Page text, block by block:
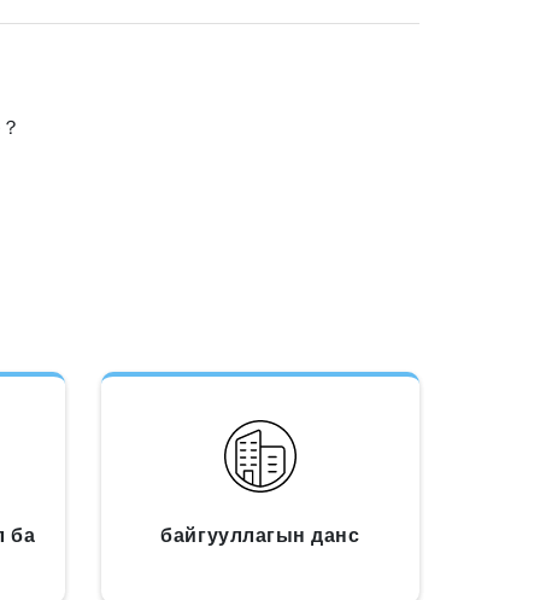
ба
байгууллагын данс